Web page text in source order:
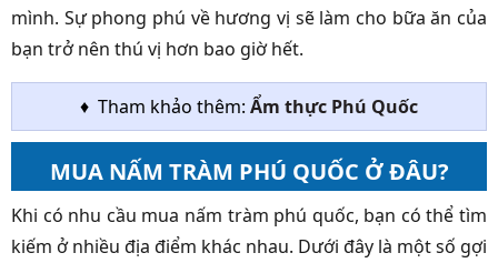
mình. Sự phong phú về hương vị sẽ làm cho bữa ăn của
bạn trở nên thú vị hơn bao giờ hết.
♦ Tham khảo thêm: Ẩm thực Phú Quốc
MUA NẤM TRÀM PHÚ QUỐC Ở ĐÂU?
Khi có nhu cầu mua nấm tràm phú quốc, bạn có thể tìm
kiếm ở nhiều địa điểm khác nhau. Dưới đây là một số gợi